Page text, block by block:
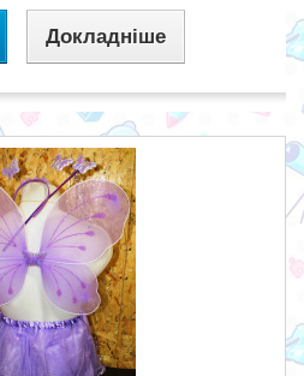
Докладніше